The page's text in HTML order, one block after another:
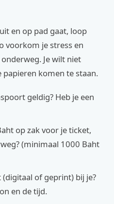
en op pad gaat, loop
voorkom je stress en
Je wilt niet
komen te staan.
geldig? Heb je een
op zak voor je ticket,
(minimaal 1000 Baht
(digitaal of geprint) bij je?
en de tijd.